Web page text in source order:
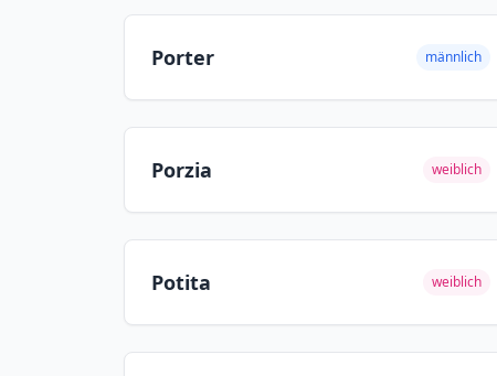
Porter männlich
Porzia weiblich
Potita weiblich